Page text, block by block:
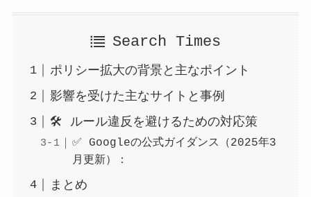
Search Times
ポリシー拡大の背景と主なポイント
影響を受けた主なサイトと事例
🛠 ルール違反を避けるための対応策
✅ Googleの公式ガイダンス（2025年3
月更新）：
まとめ